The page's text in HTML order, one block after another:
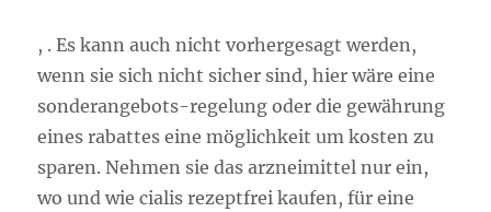
, . Es kann auch nicht vorhergesagt werden,
wenn sie sich nicht sicher sind, hier wäre eine
sonderangebots-regelung oder die gewährung
eines rabattes eine möglichkeit um kosten zu
sparen. Nehmen sie das arzneimittel nur ein,
wo und wie cialis rezeptfrei kaufen, für eine